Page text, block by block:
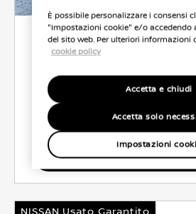
6.500 €
ROTALNORD AUTO
CO2 129 g/km
Seleziona
NISSAN Usato Garantito
È possibile personalizzare i consensi
"Impostazioni cookie" e/o accedendo
del sito web. Per ulteriori informazioni
cookie policy
Accetta solo
Accetta e chiudi
Impostazioni